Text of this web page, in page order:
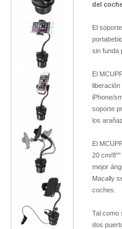
del
El
sin funda
El
liberación
iPhone/
soporte
los
El
20 cm/
mejor
Macally
coches.
Tal como
dos